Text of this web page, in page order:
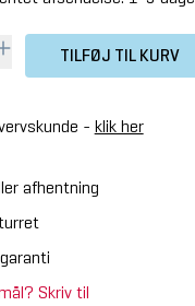
TILFØJ TIL KURV
- klik her
afhentning
Skriv til